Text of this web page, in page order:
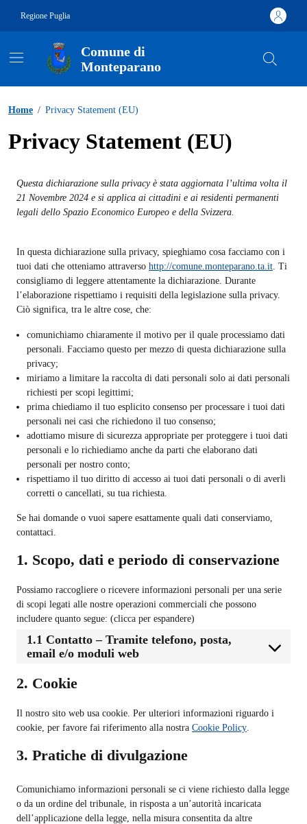
Regione Puglia
Comune di
Monteparano
Home / Privacy Statement (EU)
Privacy Statement (EU)
Questa dichiarazione sulla privacy è stata aggiornata l’ultima volta il
21 Novembre 2024 e si applica ai cittadini e ai residenti permanenti
legali dello Spazio Economico Europeo e della Svizzera.
In questa dichiarazione sulla privacy, spieghiamo cosa facciamo con i
tuoi dati che otteniamo attraverso http://comune.monteparano.ta.it. Ti
consigliamo di leggere attentamente la dichiarazione. Durante
l’elaborazione rispettiamo i requisiti della legislazione sulla privacy.
Ciò significa, tra le altre cose, che:
comunichiamo chiaramente il motivo per il quale processiamo dati
personali. Facciamo questo per mezzo di questa dichiarazione sulla
privacy;
miriamo a limitare la raccolta di dati personali solo ai dati personali
richiesti per scopi legittimi;
prima chiediamo il tuo esplicito consenso per processare i tuoi dati
personali nei casi che richiedono il tuo consenso;
adottiamo misure di sicurezza appropriate per proteggere i tuoi dati
personali e lo richiediamo anche da parti che elaborano dati
personali per nostro conto;
rispettiamo il tuo diritto di accesso ai tuoi dati personali o di averli
corretti o cancellati, su tua richiesta.
Se hai domande o vuoi sapere esattamente quali dati conserviamo,
contattaci.
1. Scopo, dati e periodo di conservazione
Possiamo raccogliere o ricevere informazioni personali per una serie
di scopi legati alle nostre operazioni commerciali che possono
includere quanto segue: (clicca per espandere)
1.1 Contatto – Tramite telefono, posta,
email e/o moduli web
2. Cookie
Il nostro sito web usa cookie. Per ulteriori informazioni riguardo i
cookie, per favore fai riferimento alla nostra Cookie Policy.
3. Pratiche di divulgazione
Comunichiamo informazioni personali se ci viene richiesto dalla legge
o da un ordine del tribunale, in risposta a un’autorità incaricata
dell’applicazione della legge, nella misura consentita da altre